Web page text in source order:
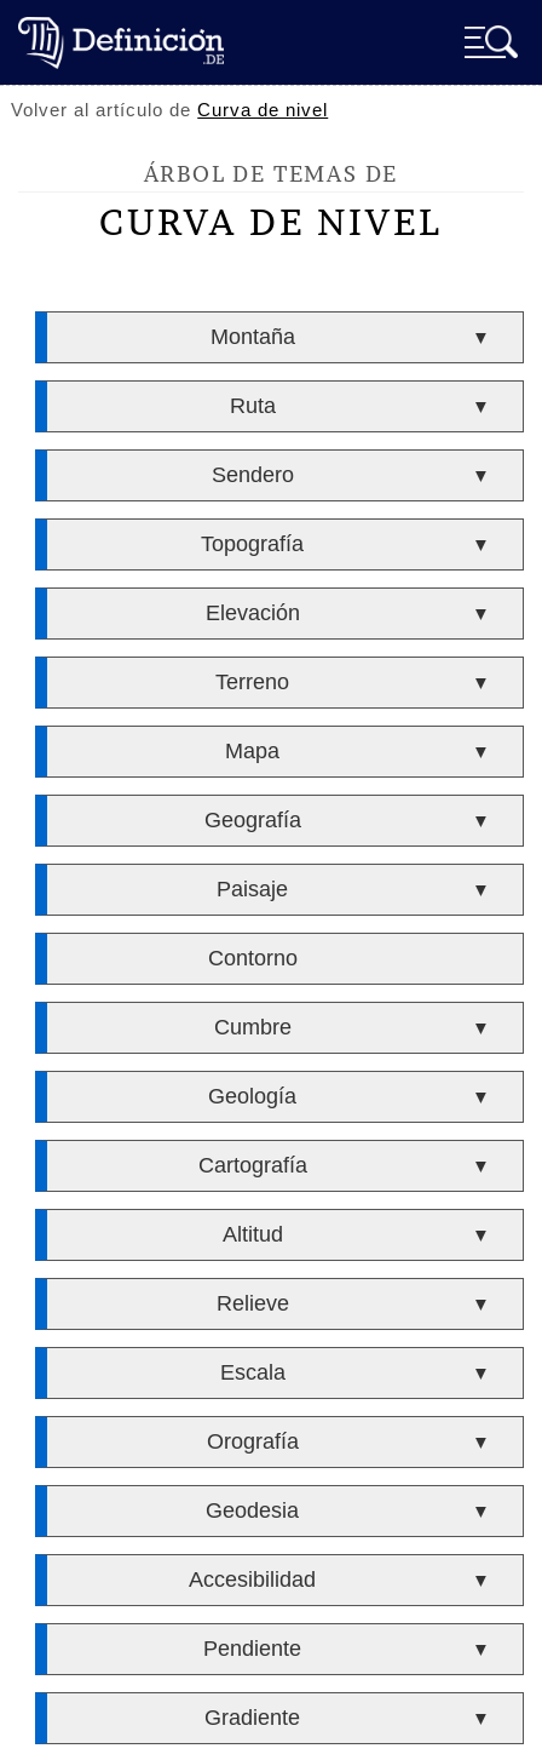
Volver al artículo deCurva de nivel
ÁRBOL DE TEMAS DE
CURVA DE NIVEL
Montaña ▼
Ruta ▼
Sendero ▼
Topografía ▼
Elevación ▼
Terreno ▼
Mapa ▼
Geografía ▼
Paisaje ▼
Contorno
Cumbre ▼
Geología ▼
Cartografía ▼
Altitud ▼
Relieve ▼
Escala ▼
Orografía ▼
Geodesia ▼
Accesibilidad ▼
Pendiente ▼
Gradiente ▼